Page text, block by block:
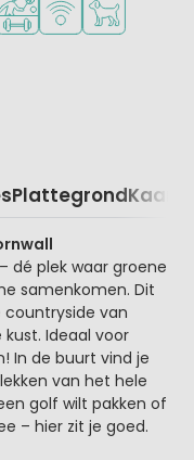
PlattegrondKaart
dé plek waar groene
samenkomen. Dit
van
Ideaal voor
In de buurt vind je
van het hele
golf wilt pakken of
– hier zit je goed.